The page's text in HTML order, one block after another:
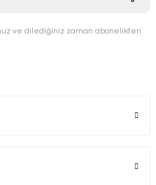
ve dilediğiniz zaman abonelikten